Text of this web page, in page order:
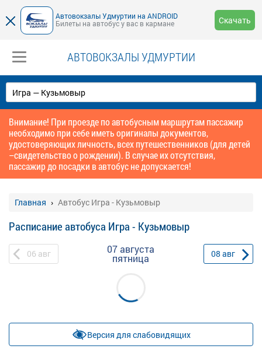
Автовокзалы Удмуртии на ANDROID
Билеты на автобус у вас в кармане
Скачать
АВТОВОКЗАЛЫ УДМУРТИИ
Внимание! При проезде по автобусным маршрутам пассажир
необходимо при себе иметь оригиналы документов,
удостоверяющих личность, всех путешественников (для детей
–свидетельство о рождении). В случае их отсутствия,
пассажир до посадки в автобус не допускается!
Главная Автобус Игра - Кузьмовыр
Расписание автобуса Игра - Кузьмовыр
06 авг 07 августа
пятница 08 авг
Версия для слабовидящих